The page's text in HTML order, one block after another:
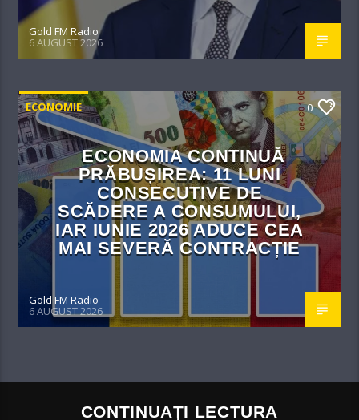
Gold FM Radio
6 AUGUST 2026
ECONOMIE 0
ECONOMIA CONTINUĂ
PRĂBUȘIREA: 11 LUNI
CONSECUTIVE DE
SCĂDERE A CONSUMULUI,
IAR IUNIE 2026 ADUCE CEA
MAI SEVERĂ CONTRACȚIE
Gold FM Radio
6 AUGUST 2026
CONTINUAȚI LECTURA